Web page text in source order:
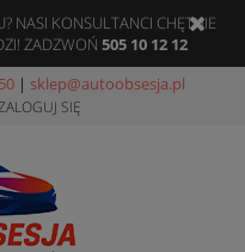
NASI KONSULTANCI CHĘTNIE
ZADZWOŃ 505 10 12 12
| sklep@autoobsesja.pl
SIĘ